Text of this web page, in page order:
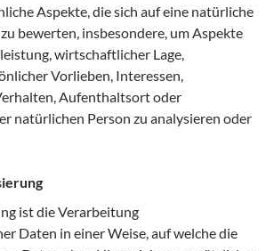
Aspekte, die sich auf eine natürliche
bewerten, insbesondere, um Aspekte
wirtschaftlicher Lage,
Vorlieben, Interessen,
Aufenthaltsort oder
natürlichen Person zu analysieren oder
ist die Verarbeitung
Daten in einer Weise, auf welche die